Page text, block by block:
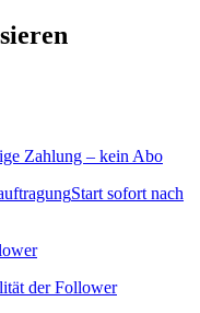
Zahlung – kein Abo
Start sofort nach
der Follower